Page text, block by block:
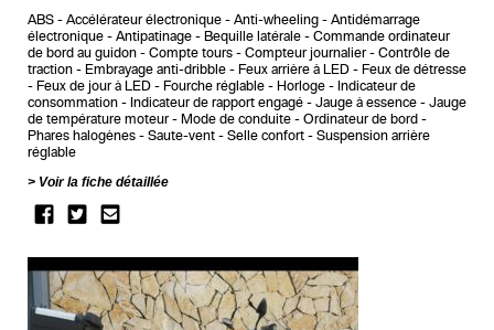
ABS Accélérateur électronique Anti-wheeling
Antidémarrage
électronique
Antipatinage Bequille latérale
Commande ordinateur
de bord au guidon
Compte tours Compteur journalier
Contrôle de
traction
Embrayage anti-dribble Feux arrière à LED
Feux de détresse
Feux de jour à LED
Fourche réglable Horloge
Indicateur de
consommation
Indicateur de rapport engagé Jauge à essence
Jauge
de température moteur
Mode de conduite
Ordinateur de bord
Phares halogènes
Saute-vent Selle confort
Suspension arrière
réglable
Voir la fiche détaillée